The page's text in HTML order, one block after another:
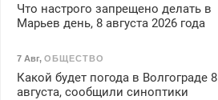
Что настрого запрещено делать в
Марьев день, 8 августа 2026 года
7 Авг, ОБЩЕСТВО
Какой будет погода в Волгограде 8
августа, сообщили синоптики